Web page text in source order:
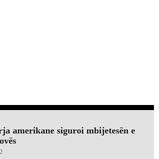
amerikane siguroi mbijetesën e